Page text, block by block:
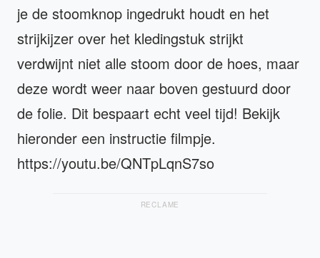
je de stoomknop ingedrukt houdt en het
strijkijzer over het kledingstuk strijkt
verdwijnt niet alle stoom door de hoes, maar
deze wordt weer naar boven gestuurd door
de folie. Dit bespaart echt veel tijd! Bekijk
hieronder een instructie filmpje.
https://youtu.be/QNTpLqnS7so
RECLAME